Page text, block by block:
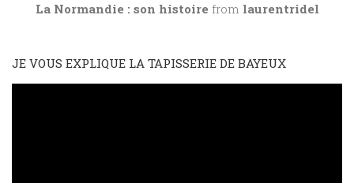
La Normandie : son histoire from laurentridel
JE VOUS EXPLIQUE LA TAPISSERIE DE BAYEUX